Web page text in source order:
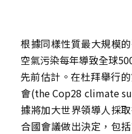
根據同樣性質最大規模
空氣污染每年導致全球
先前估計。在杜拜舉行
會(the Cop28 climate
據將加大世界領導人採
合國會議做出決定，包